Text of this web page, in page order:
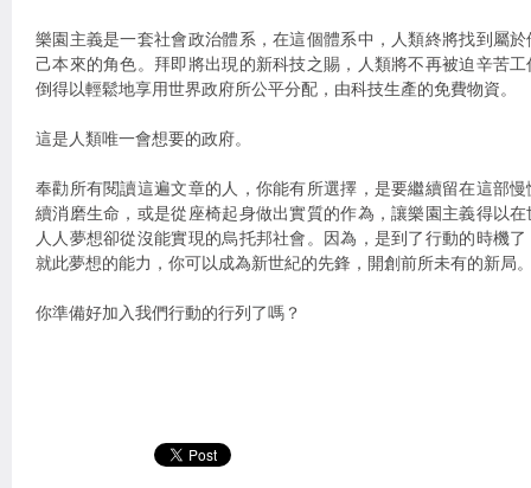
樂園主義是一套社會政治體系，在這個體系中，人類終將找到屬
己本來的角色。拜即將出現的新科技之賜，人類將不再被迫辛苦
倒得以輕鬆地享用世界政府所公平分配，由科技生產的免費物資。
這是人類唯一會想要的政府。
奉勸所有閱讀這遍文章的人，你能有所選擇，是要繼續留在這部
續消磨生命，或是從座椅起身做出實質的作為，讓樂園主義得以
人人夢想卻從沒能實現的烏托邦社會。因為，是到了行動的時機
就此夢想的能力，你可以成為新世紀的先鋒，開創前所未有的新局
你準備好加入我們行動的行列了嗎？